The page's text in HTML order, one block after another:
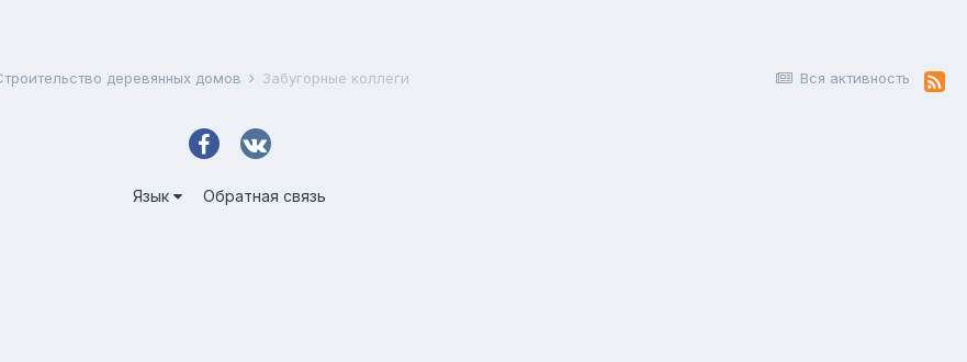
Вся активность
деревянных домов Забугорные коллеги
Язык Обратная связь